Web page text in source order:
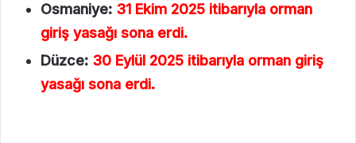
Osmaniye: 31 Ekim 2025 itibarıyla orman
giriş yasağı sona erdi.
Düzce: 30 Eylül 2025 itibarıyla orman giriş
yasağı sona erdi.